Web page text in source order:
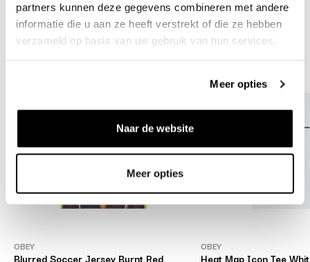
partners kunnen deze gegevens combineren met andere
informatie die u aan ze heeft verstrekt of die ze hebben
verzameld op basis van uw gebruik van hun services.
Meer opties
Naar de website
Meer opties
Related products
OBEY
Blurred Soccer Jersey Burnt Red
OBEY
Heat Map Icon Tee